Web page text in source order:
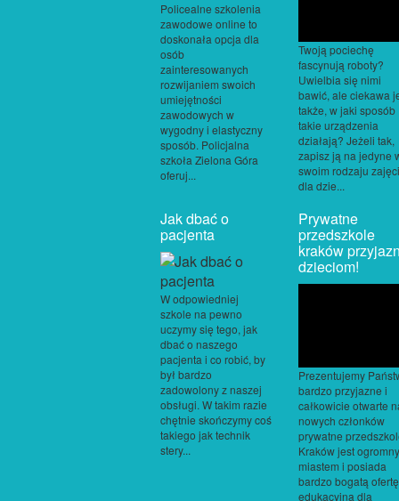
Policealne szkolenia
zawodowe online to
doskonała opcja dla
osób
zainteresowanych
rozwijaniem swoich
umiejętności
zawodowych w
wygodny i elastyczny
sposób. Policjalna
szkoła Zielona Góra
oferuj...
Twoją pociechę
fascynują roboty?
Uwielbia się nimi
bawić, ale ciekawa
także, w jaki sposób
takie urządzenia
działają? Jeżeli tak,
zapisz ją na jedyne
swoim rodzaju
dla dzie...
Jak dbać o
pacjenta
W odpowiedniej
szkole na pewno
uczymy się tego, jak
dbać o naszego
pacjenta i co robić, by
był bardzo
zadowolony z naszej
obsługi. W takim razie
chętnie skończymy coś
takiego jak technik
stery...
Prywatne
przedszkole
kraków
dzieciom!
Prezentujemy
bardzo przyjazne i
całkowicie otwarte
nowych członków
prywatne
Kraków jest
miastem i posiada
bardzo bogatą ofertę
edukacyjną dla